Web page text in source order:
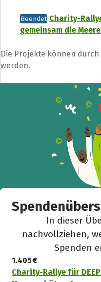
Beendet Charity-
gemeinsam die
Die Projekte können
werden.
In dieser
nachvollziehen,
Spenden
1.405 €
Charity-Rallye für